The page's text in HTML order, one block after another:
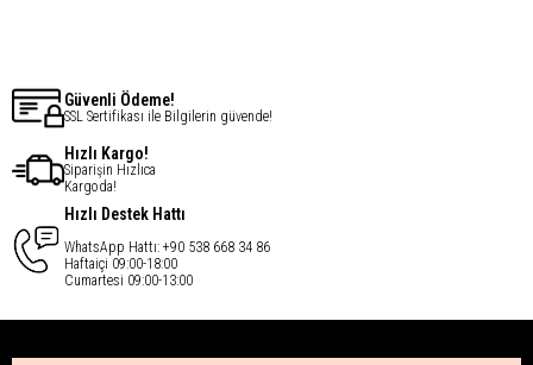
Güvenli Ödeme!
SSL Sertifikası ile Bilgilerin güvende!
Hızlı Kargo!
Siparişin Hızlıca
Kargoda!
Hızlı Destek Hattı
WhatsApp Hattı: +90 538 668 34 86
Haftaiçi 09:00-18:00
Cumartesi 09:00-13:00